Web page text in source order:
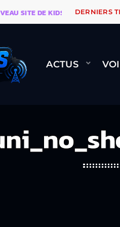
SITE DE KIDSUNE DERNIERS
ACTUS